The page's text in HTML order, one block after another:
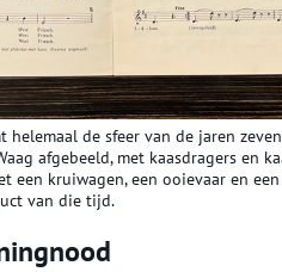
de sfeer van de jaren
afgebeeld, met kaasdragers en
een kruiwagen, een ooievaar en
van die tijd.